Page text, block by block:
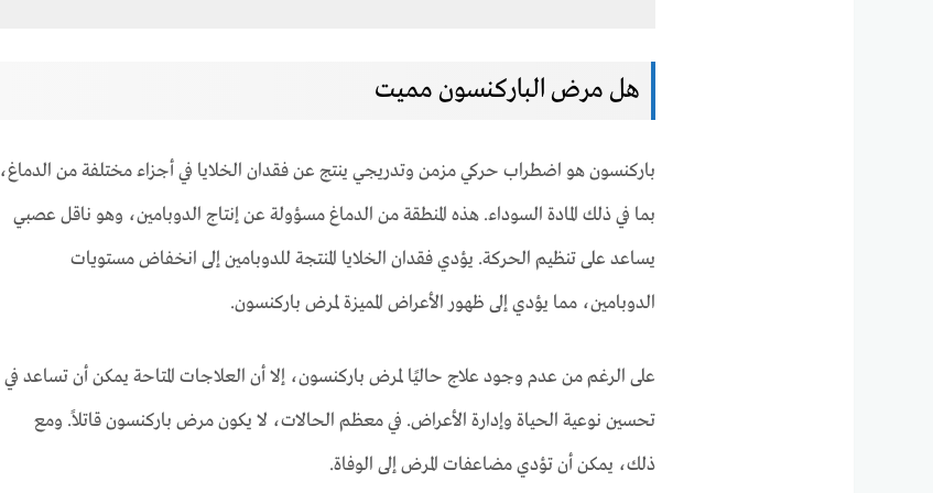
هل مرض الباركنسون مميت
باركنسون هو اضطراب حركي مزمن وتدريجي ينتج عن فقدان الخلايا في أجزاء مختلفة من الدماغ،
بما في ذلك المادة السوداء. هذه المنطقة من الدماغ مسؤولة عن إنتاج الدوبامين، وهو ناقل عصبي
يساعد على تنظيم الحركة. يؤدي فقدان الخلايا المنتجة للدوبامين إلى انخفاض مستويات
الدوبامين، مما يؤدي إلى ظهور الأعراض المميزة لمرض باركنسون.
على الرغم من عدم وجود علاج حاليًا لمرض باركنسون، إلا أن العلاجات المتاحة يمكن أن تساعد في
تحسين نوعية الحياة وإدارة الأعراض. في معظم الحالات، لا يكون مرض باركنسون قاتلاً. ومع
ذلك، يمكن أن تؤدي مضاعفات المرض إلى الوفاة.